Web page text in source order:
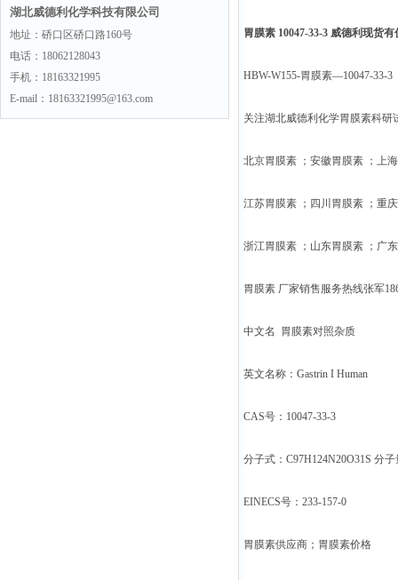
湖北威德利化学科技有限公司
地址：硚口区硚口路160号
电话：18062128043
手机：18163321995
E-mail：18163321995@163.com
胃膜素 10047-33-3 威德利现货
HBW-W155-胃膜素—10047-33-3
关注湖北威德利化学胃膜素科研
北京胃膜素 ；安徽胃膜素 ；上
江苏胃膜素 ；四川胃膜素 ；重
浙江胃膜素 ；山东胃膜素 ；广
胃膜素 厂家销售服务热线张军
中文名 胃膜素对照杂
英文名称：Gastrin I Human
CAS号：10047-33-3
分子式：C97H124N20O31S 分子
EINECS号：233-157-0
胃膜素供应商；胃膜素价格